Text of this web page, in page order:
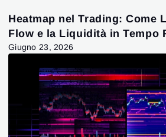
Heatmap nel Trading: Come
Flow e la Liquidità in Tempo
Giugno 23, 2026